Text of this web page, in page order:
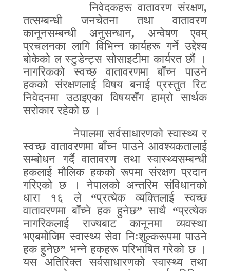
निवेदकहरू वातावरण संरक्षण,
तत्सम्बन्धी जनचेतना तथा वातावरण
कानूनसम्बन्धी अनुसन्धान, अन्वेषण एवम्‌
प्रचलनका लागि विभिन्न कार्यहरू गर्ने उद्देश्य
बोकेको ल स्टुडेन्ट्स सोसाइटीमा कार्यरत छौं ।
नागरिकको स्वच्छ वातावरणमा बाँच्न पाउने
हकको संरक्षणलाई विषय बनाई प्रस्तुत रिट
निवेदनमा उठाइएका विषयसँग हाम्रो सार्थक
सरोकार रहेको छ ।
नेपालमा सर्वसाधारणको स्वास्थ्य र
स्वच्छ वातावरणमा बाँच्न पाउने आवश्यकतालाई
सम्बोधन गर्दै वातावरण तथा स्वास्थ्यसम्बन्धी
हकलाई मौलिक हकको रूपमा संरक्षण प्रदान
गरिएको छ । नेपालको अन्तरिम संविधानको
धारा १६ ले “प्रत्येक व्यक्तिलाई स्वच्छ
वातावरणमा बाँच्ने हक हुनेछ”साथै “प्रत्येक
नागरिकलाई राज्यबाट कानूनमा व्यवस्था
भएबमोजिम स्वास्थ्य सेवा निःशुल्करूपमा पाउने
हक हुनेछ” भन्ने हकहरू परिभाषित गरेको छ ।
यस अतिरिक्त सर्वसाधारणको स्वास्थ्य तथा